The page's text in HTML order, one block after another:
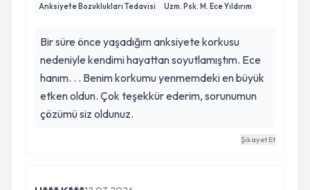
Anksiyete Bozuklukları Tedavisi Uzm. Psk. M. Ece Yıldırım
Bir süre önce yaşadığım anksiyete korkusu
nedeniyle kendimi hayattan soyutlamıştım. Ece
hanım. . . Benim korkumu yenmemdeki en büyük
etken oldun. Çok teşekkür ederim, sorunumun
çözümü siz oldunuz.
Şikayet Et